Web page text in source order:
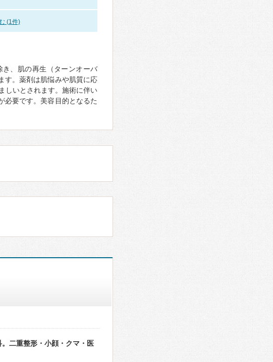
(1件)
、肌の再生（ターンオーバ
す。薬剤は肌悩みや肌質に応
しいとされます。施術に伴い
必要です。美容目的となるた
二重整形・小顔・クマ・医